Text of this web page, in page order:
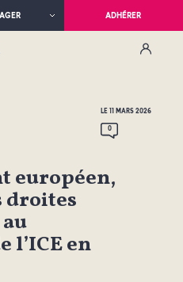
ADHÉRER
LE 11 MARS 2026
0
européen,
droites
l’ICE en